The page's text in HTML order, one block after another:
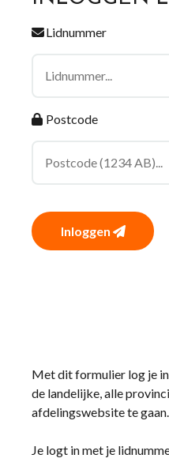
Lidnummer
Postcode
Inloggen
Met dit formulier log je
de landelijke, alle
afdelingswebsite te gaan.
Je logt in met je